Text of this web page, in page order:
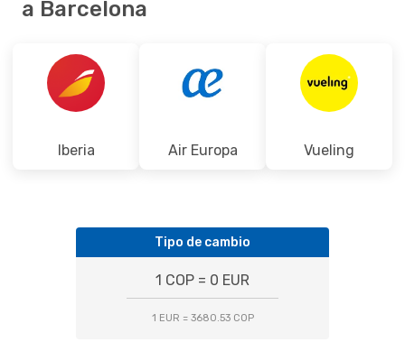
a Barcelona
Iberia Air Europa Vueling
Tipo de cambio
1 COP = 0 EUR
1 EUR = 3680.53 COP